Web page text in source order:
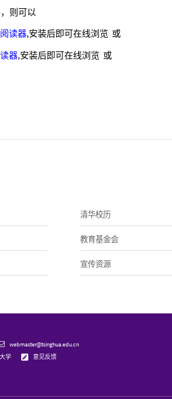
则可以
读器,安装后即可在线浏览 或
器,安装后即可在线浏览 或
清华校历
教育基金会
宣传资源
webmaster@tsinghua.edu.cn
学 意见反馈